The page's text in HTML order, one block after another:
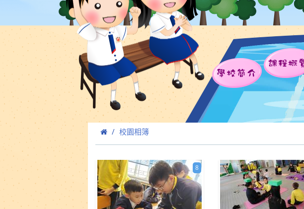
學校簡介
課程概覽
校園相簿
8